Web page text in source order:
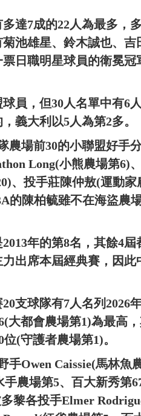
達7成的22人為最多，
池雄星、鈴木誠也、
日職明星球員的衛冕
員，但30人名單中有6
義大利以5人為第2多。
農場前30的小聯盟好手
Long(小熊農場第6)
、投手莊陳仲敖(運動
的陳柏毓雖不在海盜農
年的第8名，其餘4
出席本屆經典賽，因
支球隊有7人名列2026
大都會農場第1)為最高
(守護者農場第1)。
手Owen Caissie(馬林魚
農場第5、百大新秀第
黎各投手Elmer